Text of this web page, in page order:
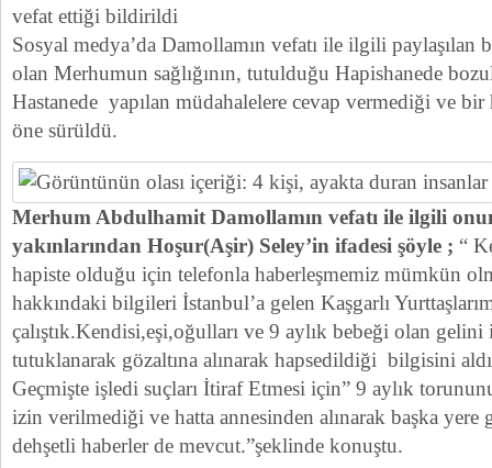
vefat ettiği bildirildi
Sosyal medya’da Damollamın vefatı ile ilgili paylaşılan
olan Merhumun sağlığının, tutulduğu Hapishanede
Hastanede yapılan müdahalelere cevap vermediği ve
öne sürüldü.
Merhum Abdulhamit Damollamın vefatı ile ilgili
yakınlarından Hoşur(Aşir) Seley’in ifadesi şöyle ; “
hapiste olduğu için telefonla haberleşmemiz mümkün
hakkındaki bilgileri İstanbul’a gelen Kaşgarlı
çalıştık.Kendisi,eşi,oğulları ve 9 aylık bebeği olan
tutuklanarak gözaltına alınarak hapsedildiği bilgisini
Geçmişte işledi suçları İtiraf Etmesi için” 9 aylık
izin verilmediği ve hatta annesinden alınarak başka
dehşetli haberler de mevcut.”şeklinde konuştu.